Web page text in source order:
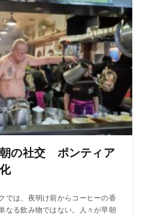
の社交 ポンティア
では、夜明け前からコーヒーの香
なる飲み物ではない。人々が早朝